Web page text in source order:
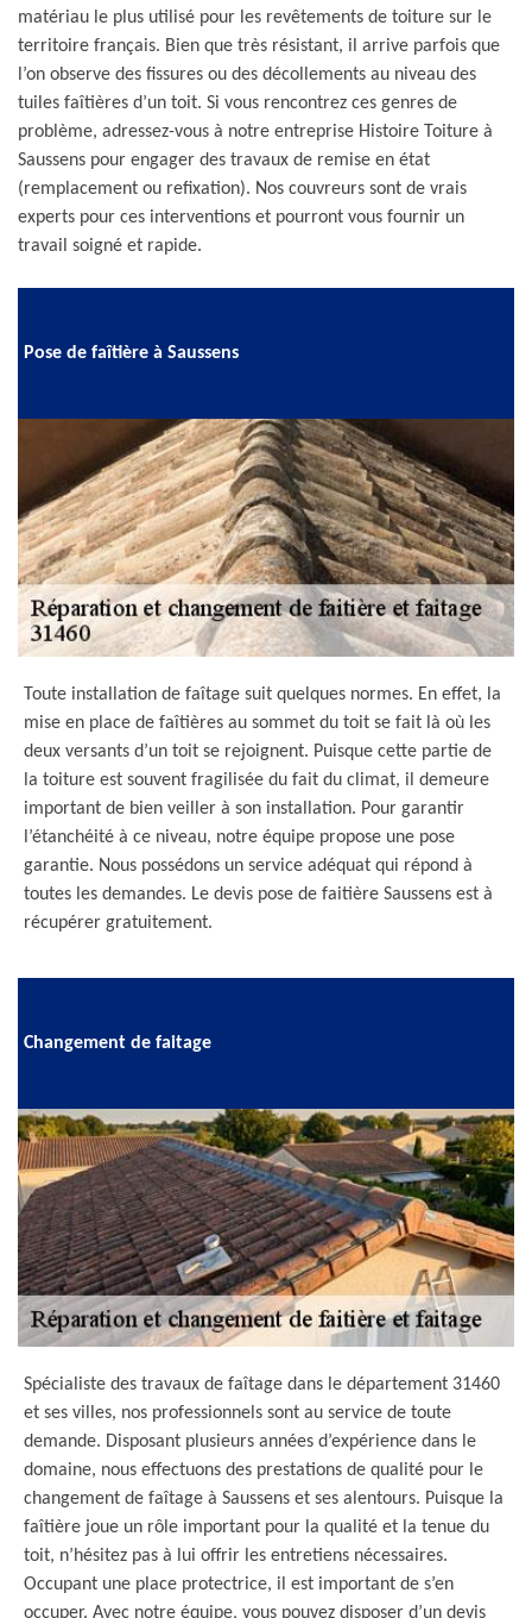
matériau le plus utilisé pour les revêtements de toiture sur le
territoire français. Bien que très résistant, il arrive parfois que
l’on observe des fissures ou des décollements au niveau des
tuiles faîtières d’un toit. Si vous rencontrez ces genres de
problème, adressez-vous à notre entreprise Histoire Toiture à
Saussens pour engager des travaux de remise en état
(remplacement ou refixation). Nos couvreurs sont de vrais
experts pour ces interventions et pourront vous fournir un
travail soigné et rapide.
Pose de faîtière à Saussens
Toute installation de faîtage suit quelques normes. En effet, la
mise en place de faîtières au sommet du toit se fait là où les
deux versants d’un toit se rejoignent. Puisque cette partie de
la toiture est souvent fragilisée du fait du climat, il demeure
important de bien veiller à son installation. Pour garantir
l’étanchéité à ce niveau, notre équipe propose une pose
garantie. Nous possédons un service adéquat qui répond à
toutes les demandes. Le devis pose de faitière Saussens est à
récupérer gratuitement.
Changement de faitage
Spécialiste des travaux de faîtage dans le département 31460
et ses villes, nos professionnels sont au service de toute
demande. Disposant plusieurs années d’expérience dans le
domaine, nous effectuons des prestations de qualité pour le
changement de faîtage à Saussens et ses alentours. Puisque la
faîtière joue un rôle important pour la qualité et la tenue du
toit, n’hésitez pas à lui offrir les entretiens nécessaires.
Occupant une place protectrice, il est important de s’en
occuper. Avec notre équipe, vous pouvez disposer d’un devis